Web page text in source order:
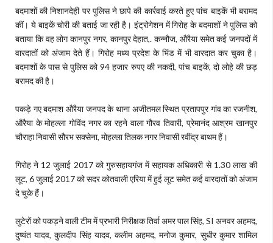
बदमाशों की निशानदेही पर पुलिस ने छापे की कार्रवाई करते हुए पांच बाइकें भी बरामद
कीं। ये बाइकें चोरी की बताई जा रही है। इंट्रोगेशन में गिरोह के बदमाशों ने पुलिस को
बताया कि वह लोग कानपुर नगर, कानपुर देहात,. कन्नौज, औरैया समेत कई जनपदों में
वारदातों को अंजाम देते हैं। गिरोह मध्य प्रदेश के भिंड में भी वारदात कर चुका है।
बदमाशों के पास से पुलिस को 94 हजार रुपए की नकदी, पांच बाइकें, दो लोहे की छड़
बरामद की है।
पकड़े गए बदमाश औरैया जनपद के थाना अजीतमल स्थित प्रतापपुर गांव का रजनीश,
औरैया के मोहल्ला गोविंद नगर का रहने वाला गौरव तिवारी, प्रेमानंद आश्रम खानपुर
चौराहा निवासी सौरभ सक्सेना, मोहल्ला तिलक नगर निवासी रवींद्र बाथम हैं।
गिरोह ने 12 जुलाई 2017 को गुरुसहायगंज में सहायक अधिकारी से 1.30 लाख की
लूट, 6 जुलाई 2017 को सदर कोतवाली एरिया में हुई लूट समेत कई वारदातों को अंजाम
दे चुके हैं।
लुटेरों को पकड़ने वाली टीम में प्रभारी निरीक्षक तिर्वा अमर पाल सिंह, SI अनवर अहमद,
दुष्यंत यादव, कुलदीप सिंह यादव, कलीम अहमद, मनोज कुमार, सुधीर कुमार शामिल